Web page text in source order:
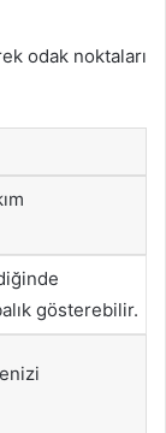
odak noktaları
gösterebilir.